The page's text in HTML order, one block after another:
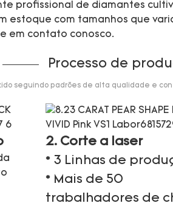
profissional de diamantes
estoque com tamanhos que
em contato conosco.
Processo de
seguindo padrões de alta qualidade e
2. Corte a laser
* 3 Linhas de
* Mais de 50
trabalhadores de